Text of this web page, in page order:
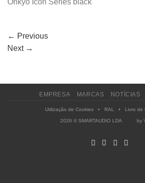
Onkyo Icon Series black
← Previous
Next →
EMPRESA MARCAS NOTÍCIAS
Utilização de Cookies• RAL • Livro de
2026 © SMARTAUDIO LDA by